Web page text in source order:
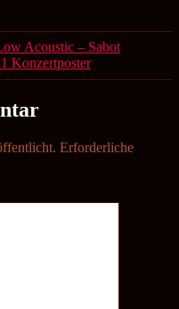
Acoustic – Sabot
Konzertposter
Erforderliche